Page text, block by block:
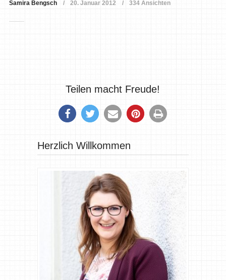
Samira Bengsch 20. Januar 2012 334 Ansichten
Teilen macht Freude!
Herzlich Willkommen